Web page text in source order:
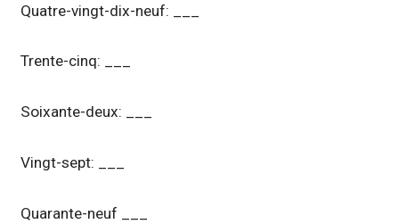
Quatre-vingt-dix-neuf: ___
Trente-cinq: ___
Soixante-deux: ___
Vingt-sept: ___
Quarante-neuf ___